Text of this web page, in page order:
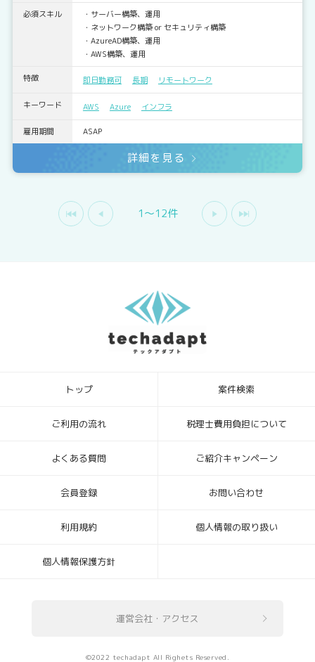
必須スキル
・サーバー構築、運用
・ネットワーク構築 or セキュリティ構築
・AzureAD構築、運用
・AWS構築、運用
特徴 即日勤務可 長期 リモートワーク
キーワード AWS Azure インフラ
雇用期間 ASAP
詳細を見る
1〜12件
トップ 案件検索
ご利用の流れ 税理士費用負担について
よくある質問 ご紹介キャンペーン
会員登録 お問い合わせ
利用規約 個人情報の取り扱い
個人情報保護方針
運営会社・アクセス
©2022 techadapt All Righets Reserved.